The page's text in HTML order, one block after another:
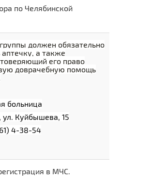
по Челябинской
должен обязательно
а также
его право
доврачебную помощь
больница
ул. Куйбышева, 15
4-38-54
в МЧС.